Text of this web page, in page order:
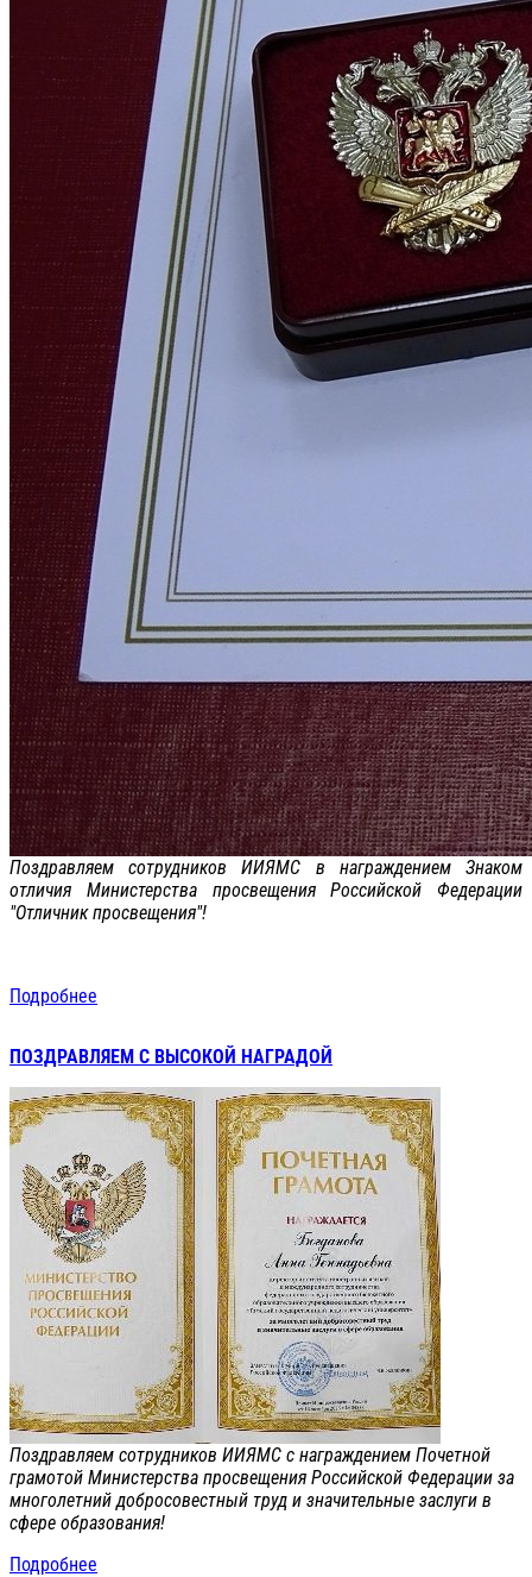
Поздравляем сотрудников ИИЯМС в награждением Знаком
отличия Министерства просвещения Российской Федерации
"Отличник просвещения"!
Подробнее
ПОЗДРАВЛЯЕМ С ВЫСОКОЙ НАГРАДОЙ
Поздравляем сотрудников ИИЯМС с награждением Почетной
грамотой Министерства просвещения Российской Федерации за
многолетний добросовестный труд и значительные заслуги в
сфере образования!
Подробнее